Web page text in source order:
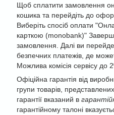
Щоб сплатити замовлення
кошика та перейдіть до
Виберіть спосіб оплати
карткою (monobank)"
замовлення. Далі ви
безпечних платежів, де
Можлива комісія сервісу до
Офіційна гарантія від
групи товарів,
гарантії вказаний в
гарантійному талоні